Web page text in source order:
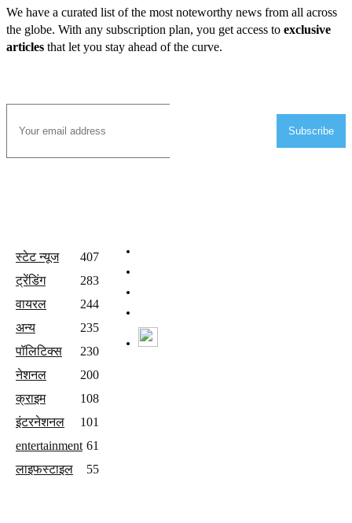
We have a curated list of the most noteworthy news from all across
the globe. With any subscription plan, you get access to exclusive
articles that let you stay ahead of the curve.
Subscribe
स्टेट न्यूज
407
ट्रेंडिंग
283
वायरल
244
अन्य
235
पॉलिटिक्स
230
नेशनल
200
क्राइम
108
इंटरनेशनल
101
entertainment 61
लाइफस्टाइल
55